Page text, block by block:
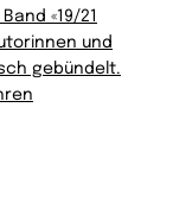
«19/21
und
gebündelt.